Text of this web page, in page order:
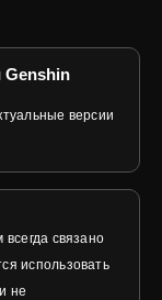
Genshin
версии
связано
использовать
не